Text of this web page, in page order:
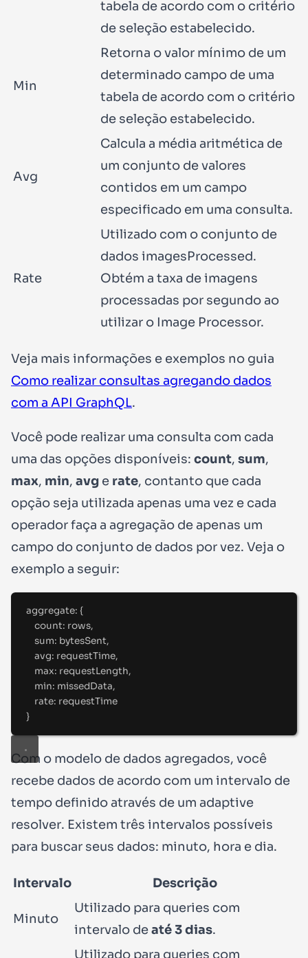
tabela de acordo com o critério
de seleção estabelecido.
Min
Retorna o valor mínimo de um
determinado campo de uma
tabela de acordo com o critério
de seleção estabelecido.
Avg
Calcula a média aritmética de
um conjunto de valores
contidos em um campo
especificado em uma consulta.
Rate
Utilizado com o conjunto de
dados imagesProcessed.
Obtém a taxa de imagens
processadas por segundo ao
utilizar o Image Processor.
Veja mais informações e exemplos no guia
Como realizar consultas agregando dados
com a API GraphQL.
Você pode realizar uma consulta com cada
uma das opções disponíveis: count, sum,
max, min, avg e rate, contanto que cada
opção seja utilizada apenas uma vez e cada
operador faça a agregação de apenas um
campo do conjunto de dados por vez. Veja o
exemplo a seguir:
aggregate: {
count: rows,
sum: bytesSent,
avg: requestTime,
max: requestLength,
min: missedData,
rate: requestTime
}
Com o modelo de dados agregados, você
recebe dados de acordo com um intervalo de
tempo definido através de um adaptive
resolver. Existem três intervalos possíveis
para buscar seus dados: minuto, hora e dia.
Intervalo Descrição
Minuto
Utilizado para queries com
intervalo deaté 3 dias.
Utilizado para queries com